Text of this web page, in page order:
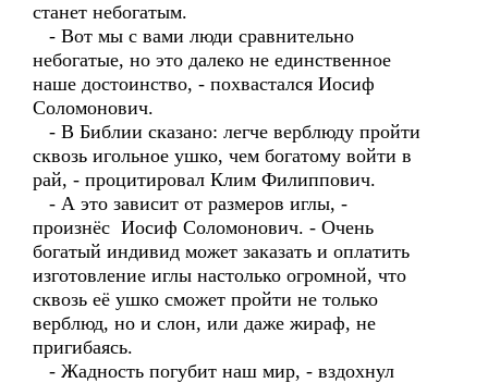
станет небогатым.
- Вот мы с вами люди сравнительно
небогатые, но это далеко не единственное
наше достоинство, - похвастался Иосиф
Соломонович.
- В Библии сказано: легче верблюду пройти
сквозь игольное ушко, чем богатому войти в
рай, - процитировал Клим Филиппович.
- А это зависит от размеров иглы, -
произнёс Иосиф Соломонович. - Очень
богатый индивид может заказать и оплатить
изготовление иглы настолько огромной, что
сквозь её ушко сможет пройти не только
верблюд, но и слон, или даже жираф, не
пригибаясь.
- Жадность погубит наш мир, - вздохнул